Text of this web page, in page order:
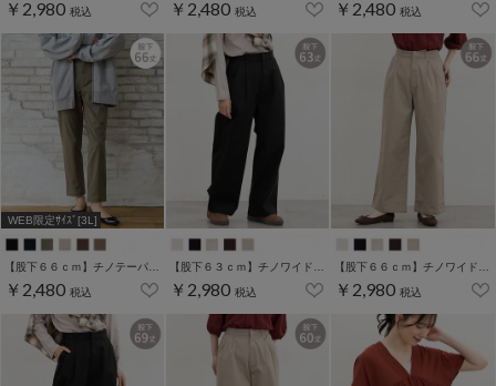
￥2,980 税込 ￥2,480 税込 ￥2,480 税込
WEB限定ｻｲｽﾞ[3L]
【股下６６ｃｍ】チノテーパード(股下60/63/66/69cm展開)
￥2,480 税込
【股下６３ｃｍ】チノワイドストレート(股下60/63/66/69cm展開)
￥2,980 税込
【股下６６ｃｍ】チノワイドストレート(股下60/63/66/69cm展開)
￥2,980 税込